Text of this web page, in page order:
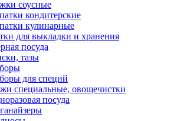
соусные
кондитерские
кулинарные
для выкладки и хранения
посуда
тазы
для специй
специальные, овощечистки
посуда